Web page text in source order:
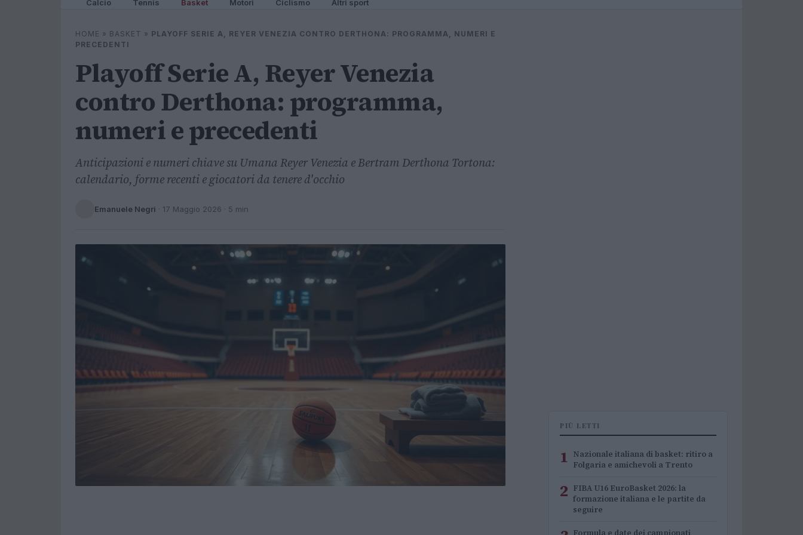
Calcio Tennis Basket Motori Ciclismo Altri sport
HOME » BASKET » PLAYOFF SERIE A, REYER VENEZIA CONTRO DERTHONA: PROGRAMMA, NUMERI E
PRECEDENTI
Playoff Serie A, Reyer Venezia
contro Derthona: programma,
numeri e precedenti
Anticipazioni e numeri chiave su Umana Reyer Venezia e Bertram Derthona Tortona:
calendario, forme recenti e giocatori da tenere d'occhio
Emanuele Negri · 17 Maggio 2026 · 5 min
PIÙ LETTI
1 Nazionale italiana di basket: ritiro a
Folgaria e amichevoli a Trento
2 FIBA U16 EuroBasket 2026: la
formazione italiana e le partite da
seguire
Formula e date dei campionati